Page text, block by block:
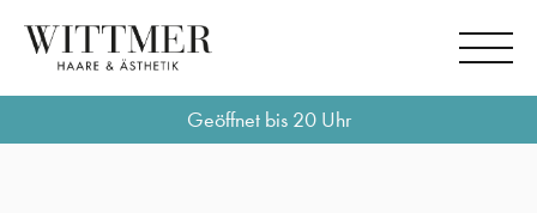
Geöffnet bis 20 Uhr